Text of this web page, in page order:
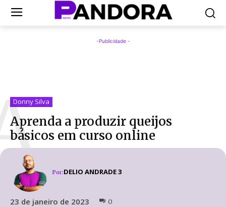
-Publicidade -
Donny Silva
Aprenda a produzir queijos
básicos em curso online
Por:DELIO ANDRADE 3
23 de janeiro de 2023 0